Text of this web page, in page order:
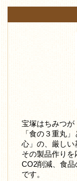
宝塚はちみつが
「食の３重丸
心」の、厳しい
その製品作り
CO2削減、食
です。